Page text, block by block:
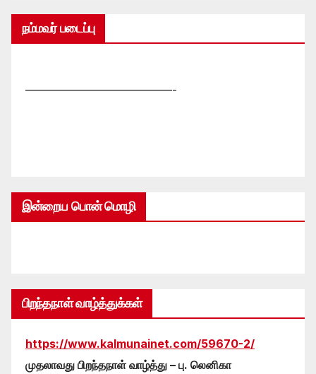
நம்மவர் படைப்பு
—————————————-
இன்றைய பொன் மொழி
பிறந்தநாள் வாழ்த்துக்கள்
https://www.kalmunainet.com/59670-2/
முதலாவது பிறந்தநாள் வாழ்த்து – பு. லெனிகா